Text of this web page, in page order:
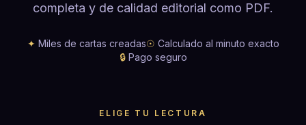
completa y de calidad editorial como PDF.
✦ Miles de cartas creadas☉ Calculado al minuto exacto
🔒Pago seguro
ELIGE TU LECTURA